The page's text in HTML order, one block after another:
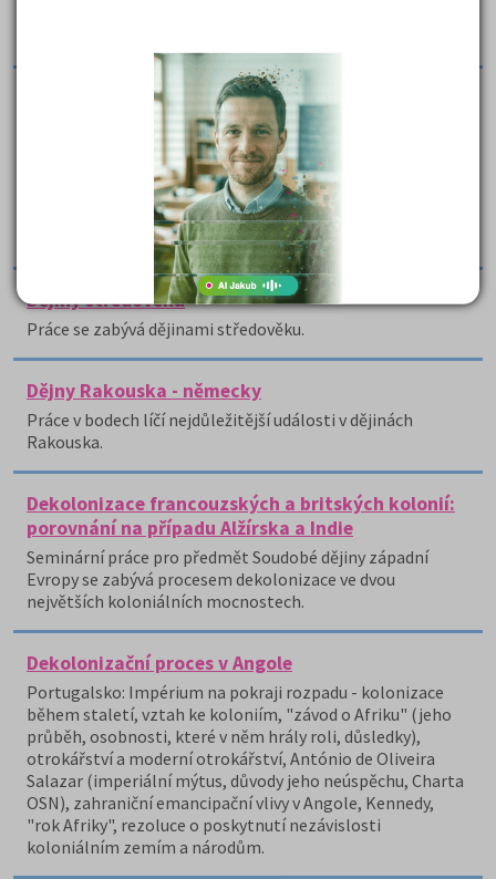
Dějiny pravěké Británie
Tento referát o prehistorii Britských ostrovů od doby 11
000 let před Kristem do doby na přelomu letopočtu
(římský zábor) rekapituluje základní historická data,
představuje známá i méně obvyklá jména anglické
historie a zaměřuje se také na kulturu a architekturu
zkoumané oblasti.
Dějiny středověku
Práce se zabývá dějinami středověku.
Dějny Rakouska - německy
Práce v bodech líčí nejdůležitější události v dějinách
Rakouska.
Dekolonizace francouzských a britských kolonií:
porovnání na případu Alžírska a Indie
Seminární práce pro předmět Soudobé dějiny západní
Evropy se zabývá procesem dekolonizace ve dvou
největších koloniálních mocnostech.
Dekolonizační proces v Angole
Portugalsko: Impérium na pokraji rozpadu - kolonizace
během staletí, vztah ke koloniím, "závod o Afriku" (jeho
průběh, osobnosti, které v něm hrály roli, důsledky),
otrokářství a moderní otrokářství, António de Oliveira
Salazar (imperiální mýtus, důvody jeho neúspěchu, Charta
OSN), zahraniční emancipační vlivy v Angole, Kennedy,
"rok Afriky", rezoluce o poskytnutí nezávislosti
koloniálním zemím a národům.